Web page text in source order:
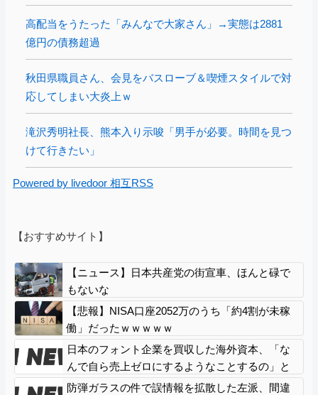
高配当をうたった「みんなで大家さん」→実態は2881
億円の債務超過
秋田県職員さん、会見をバスローブ＆喫煙スタイルで対
応してしまい大炎上ｗ
滝沢秀明社長、熊本入り示唆「男手が必要。時間を見つ
けて行きたい」
Powered by livedoor 相互RSS
【おすすめサイト】
【ニュース】日本共産党の街宣車、ほんと碌で
もないな
【悲報】NISA口座2052万のうち「約4割が未稼
働」だったｗｗｗｗｗ
日本のフォント企業を買収した海外資本、「な
んで自ら売上ゼロにするようなことするの」と
ドン引きするような方針転換を……
防弾ガラスの件で誤情報を拡散した左派、間違